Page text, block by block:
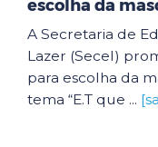
escolha da
A Secretaria de
Lazer (Secel)
para escolha da
tema “E.T que ...